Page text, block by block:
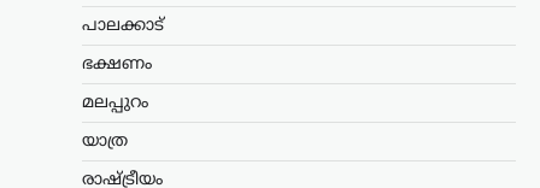
പാലക്കാട്
ഭക്ഷണം
മലപ്പുറം
യാത്ര
രാഷ്ട്രീയം
മാധവൻ. രാഷ്ട്രീയപരമായ ലേബലുകൾ
ജനാധിപത്യപരമായി